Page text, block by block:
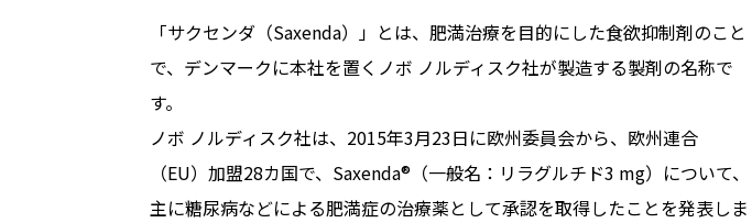
「サクセンダ（Saxenda）」とは、肥満治療を目的にした食欲抑制剤のこと
で、デンマークに本社を置くノボ ノルディスク社が製造する製剤の名称で
す。
ノボ ノルディスク社は、2015年3月23日に欧州委員会から、欧州連合
（EU）加盟28カ国で、Saxenda®（一般名：リラグルチド3 mg）について、
主に糖尿病などによる肥満症の治療薬として承認を取得したことを発表しま